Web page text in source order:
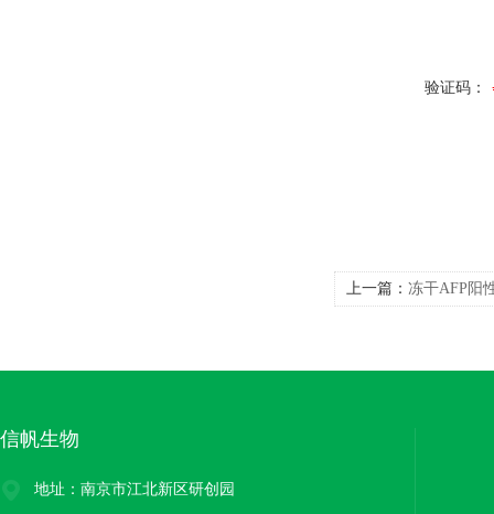
验证码：
上一篇： 冻干AFP阳
信帆生物
地址：南京市江北新区研创园